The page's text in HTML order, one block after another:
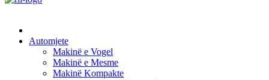
Automjete
Makinë e Vogel
Makinë e Mesme
Makinë Kompakte